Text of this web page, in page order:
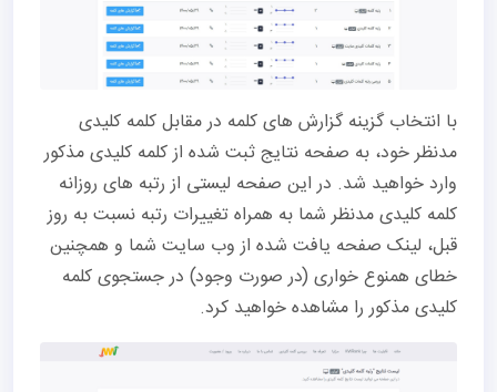
با انتخاب گزینه گزارش های کلمه در مقابل کلمه کلیدی
مدنظر خود، به صفحه نتایج ثبت شده از کلمه کلیدی مذکور
وارد خواهید شد. در این صفحه لیستی از رتبه های روزانه
کلمه کلیدی مدنظر شما به همراه تغییرات رتبه نسبت به روز
قبل، لینک صفحه یافت شده از وب سایت شما و همچنین
خطای همنوع خواری (در صورت وجود) در جستجوی کلمه
کلیدی مذکور را مشاهده خواهید کرد.